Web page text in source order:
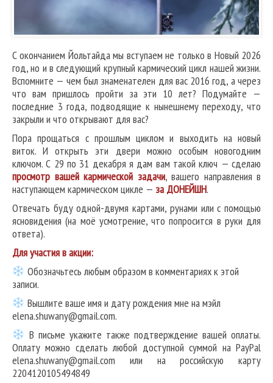
С окончанием Йольтайда мы вступаем не только в Новый 2026
год, но и в следующий крупный кармический цикл нашей жизни.
Вспомните — чем был знаменателен для вас 2016 год, а через
что вам пришлось пройти за эти 10 лет? Подумайте —
последние 3 года, подводящие к нынешнему переходу, что
закрыли и что открывают для вас?
Пора прощаться с прошлым циклом и выходить на новый
виток. И открыть эти двери можно особым новогодним
ключом. С 29 по 31 декабря я дам вам такой ключ — сделаю
просмотр вашей кармической задачи, вашего направления в
наступающем кармическом цикле — за ДОНЕЙШН.
Отвечать буду одной-двумя картами, рунами или с помощью
ясновидения (на моё усмотрение, что попросится в руки для
ответа).
Для участия в акции:
Обозначьтесь любым образом в комментариях к этой
записи.
Вышлите ваше имя и дату рождения мне на мэйл
elena.shuwany@gmail.com.
В письме укажите также подтверждение вашей оплаты.
Оплату можно сделать любой доступной суммой на PayPal
elena.shuwany@gmail.com или на российскую карту
2204120105494849